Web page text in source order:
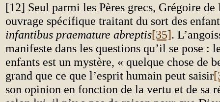
[12] Seul parmi les Pères grecs, Grégoire de
ouvrage spécifique traitant du sort des
infantibus praemature abreptis[35].
manifeste dans les questions qu’il se pose :
enfants est un mystère, « quelque chose de
grand que ce que l’esprit humain peut saisir
son opinion en fonction de la vertu et de sa